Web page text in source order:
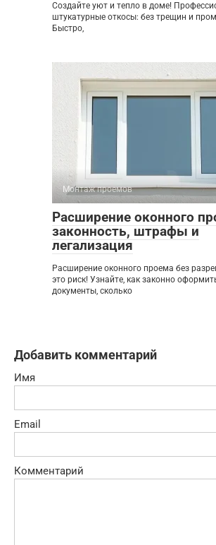
Создайте уют и тепло в доме!
штукатурные откосы: без трещин и
Быстро,
Монтаж проемов
Расширение оконного
законность, штрафы и
легализация
Расширение оконного проема без
это риск! Узнайте, как законно
документы, сколько
Добавить комментарий
Имя
Email
Комментарий